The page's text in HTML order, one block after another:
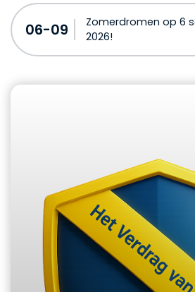
06-09
Zomerdromen op 6
2026!